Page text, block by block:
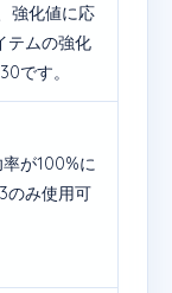
強化値に応
テムの強化
です。
が100%に
のみ使用可